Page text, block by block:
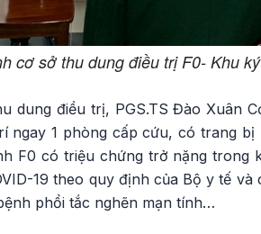
cơ sở thu dung điều trị F0- Khu
dung điều trị, PGS.TS Đào Xuân
ngay 1 phòng cấp cứu, có trang
F0 có triệu chứng trở nặng trong
19 theo quy định của Bộ y tế
phổi tắc nghẽn mạn tính…